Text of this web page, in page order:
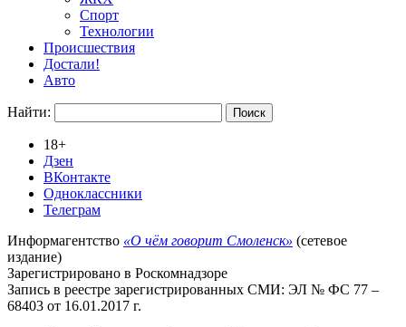
Спорт
Технологии
Происшествия
Достали!
Авто
Найти:
18+
Дзен
ВКонтакте
Одноклассники
Телеграм
Информагентство «О чём говорит Смоленск» (сетевое
издание)
Зарегистрировано в Роскомнадзоре
Запись в реестре зарегистрированных СМИ: ЭЛ № ФС 77 –
68403 от 16.01.2017 г.